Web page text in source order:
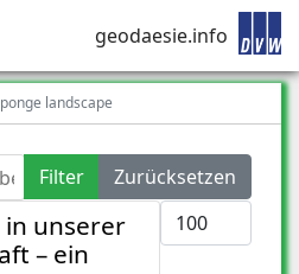
geodaesie.info
landscape
Filter
Zurücksetzen
Anzeige #
unserer
– ein